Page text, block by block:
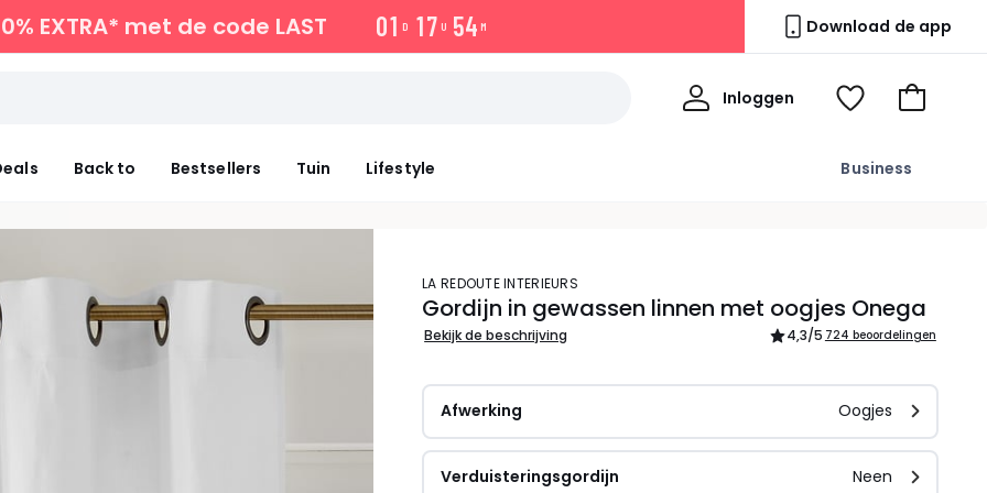
EXTRA* met de code LAST 01 D 17 U 54 M Download de app
Back to Bestsellers Tuin Lifestyle Business
Inloggen
Mijn
Kijk
Naar
LA REDOUTE INTERIEURS
Gordijn in gewassen linnen met oogjes Onega
Bekijk de beschrijving 4,3/5 724 beoordelingen
Afwerking Oogjes
Verduisteringsgordijn Neen